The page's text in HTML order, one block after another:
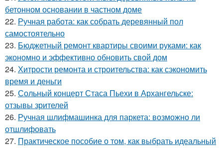
бетонном основании в частном доме
22. Ручная работа: как собрать деревянный пол
самостоятельно
23. Бюджетный ремонт квартиры своими руками: как
экономно и эффективно обновить свой дом
24. Хитрости ремонта и строительства: как сэкономить
время и деньги
25. Сольный концерт Стаса Пьехи в Архангельске:
отзывы зрителей
26. Ручная шлифмашинка для паркета: возможно ли
отшлифовать
27. Практическое пособие о том, как выбрать идеальный